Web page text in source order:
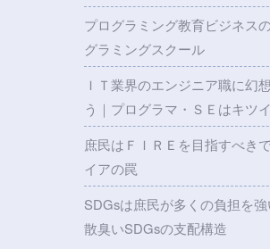
プログラミング教育ビジネス
グラミングスクール
ＩＴ業界のエンジニア職に幻
う｜プログラマ・ＳＥはキツイ
庶民はＦＩＲＥを目指すべき
イアの罠
SDGsは庶民が多くの負担を
散臭いSDGsの支配構造